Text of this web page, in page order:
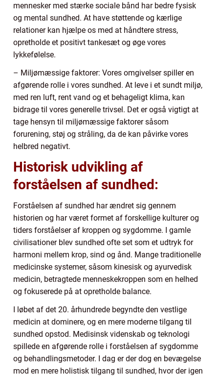
mennesker med stærke sociale bånd har bedre fysisk
og mental sundhed. At have støttende og kærlige
relationer kan hjælpe os med at håndtere stress,
opretholde et positivt tankesæt og øge vores
lykkefølelse.
– Miljømæssige faktorer: Vores omgivelser spiller en
afgørende rolle i vores sundhed. At leve i et sundt miljø,
med ren luft, rent vand og et behageligt klima, kan
bidrage til vores generelle trivsel. Det er også vigtigt at
tage hensyn til miljømæssige faktorer såsom
forurening, støj og stråling, da de kan påvirke vores
helbred negativt.
Historisk udvikling af
forståelsen af sundhed:
Forståelsen af sundhed har ændret sig gennem
historien og har været formet af forskellige kulturer og
tiders forståelser af kroppen og sygdomme. I gamle
civilisationer blev sundhed ofte set som et udtryk for
harmoni mellem krop, sind og ånd. Mange traditionelle
medicinske systemer, såsom kinesisk og ayurvedisk
medicin, betragtede menneskekroppen som en helhed
og fokuserede på at opretholde balance.
I løbet af det 20. århundrede begyndte den vestlige
medicin at dominere, og en mere moderne tilgang til
sundhed opstod. Medisinsk videnskab og teknologi
spillede en afgørende rolle i forståelsen af sygdomme
og behandlingsmetoder. I dag er der dog en bevægelse
mod en mere holistisk tilgang til sundhed, hvor der igen